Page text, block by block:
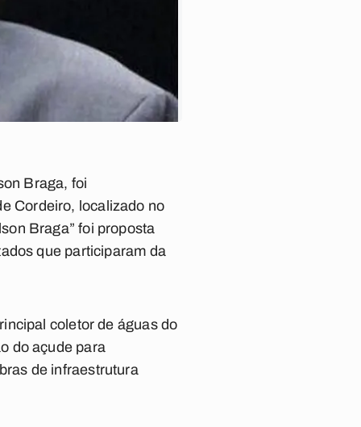
Braga, foi
Cordeiro, localizado no
Braga” foi proposta
que participaram da
coletor de águas do
do açude para
de infraestrutura